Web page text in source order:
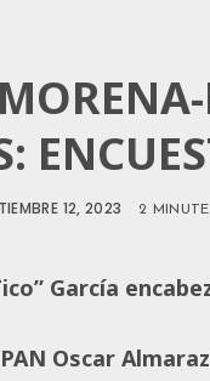
12, 2023 2
ico” García
Oscar Almar